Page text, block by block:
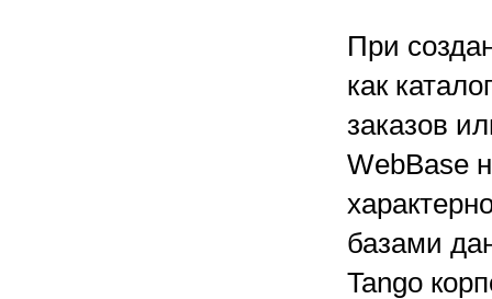
При
как
заказов
WebBase
базами
Tango